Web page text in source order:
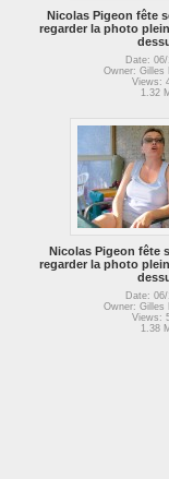
Nicolas Pigeon fête
regarder la photo
Date:
Owner: Gilles
Views:
1.32
Nicolas Pigeon fête
regarder la photo
Date:
Owner: Gilles
Views:
1.38